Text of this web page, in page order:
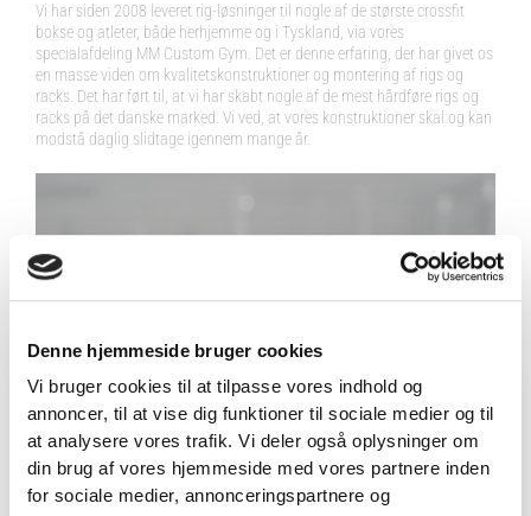
Denne hjemmeside bruger cookies
Vi bruger cookies til at tilpasse vores indhold og
annoncer, til at vise dig funktioner til sociale medier og til
at analysere vores trafik. Vi deler også oplysninger om
din brug af vores hjemmeside med vores partnere inden
for sociale medier, annonceringspartnere og
Vi har siden 2008 leveret rig-løsninger til nogle af de største crossfit
bokse og atleter, både herhjemme og i Tyskland, via vores
specialafdeling MM Custom Gym. Det er denne erfaring, der har givet os
en masse viden om kvalitetskonstruktioner og montering af rigs og
racks. Det har ført til, at vi har skabt nogle af de mest hårdføre rigs og
racks på det danske marked. Vi ved, at vores konstruktioner skal og kan
modstå daglig slidtage igennem mange år.
PERSONLIGGØR DIT RIG
VIND 2 VALGFRIE HÅNDVÆGTE 💥
Tilmeld dig nyhedsbrevet og deltag i
konkurrencen om 2 valgfrie